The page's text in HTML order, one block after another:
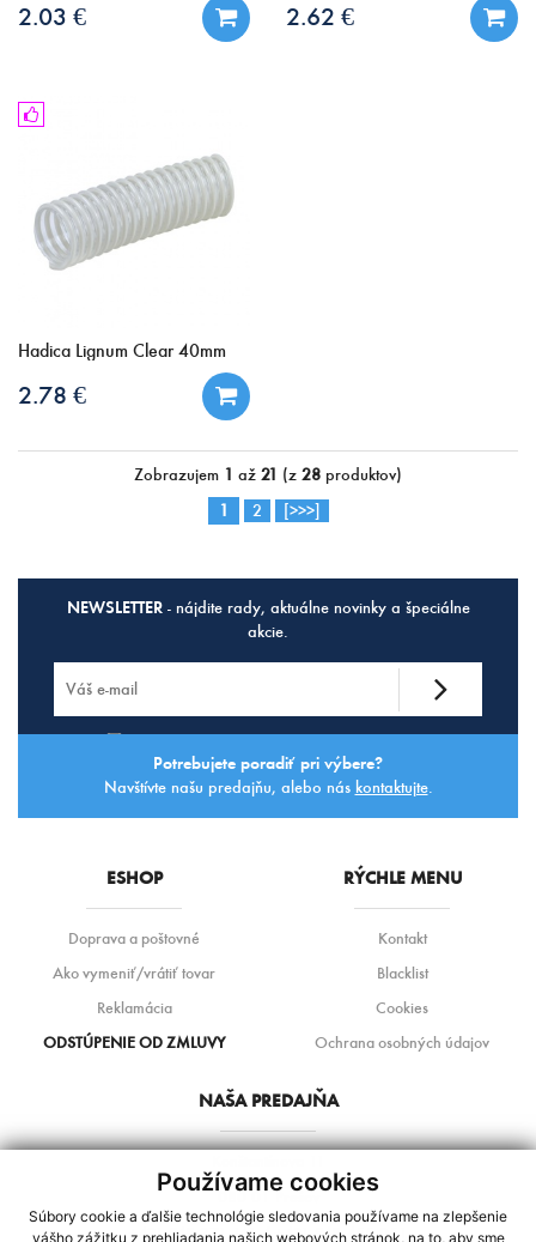
Používame cookies
Súbory cookie a ďalšie technológie sledovania používame na zlepšenie
vášho zážitku z prehliadania našich webových stránok, na to, aby sme
2.03 € 2.62 €
Hadica Lignum Clear 40mm
2.78 €
Zobrazujem 1 až 21 (z 28 produktov)
1
2 [>>>]
NEWSLETTER- nájdite rady, aktuálne novinky a špeciálne
akcie.
Potrebujete poradiť pri výbere?
Navštívte našu predajňu, alebo nás kontaktujte.
ESHOP
Doprava a poštovné
Ako vymeniť/vrátiť tovar
Reklamácia
ODSTÚPENIE OD ZMLUVY
RÝCHLE MENU
Kontakt
Blacklist
Cookies
Ochrana osobných údajov
NAŠA PREDAJŇA
080 01 Prešov
+421 948 271 161 / +421 948 455 051